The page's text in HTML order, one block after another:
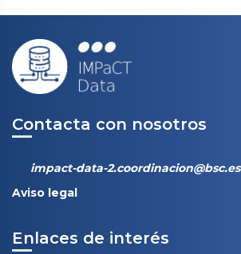
Contacta con nosotros
impact-data-2.coordinacion@bsc.es
Aviso legal
Enlaces de interés